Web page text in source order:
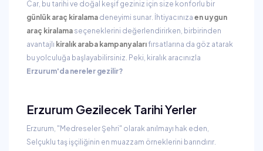
Car, bu tarihi ve doğal keşif geziniz için size konforlu bir
günlük araç kiralama deneyimi sunar. İhtiyacınıza en uygun
araç kiralama seçeneklerini değerlendirirken, birbirinden
avantajlı kiralık araba kampanyalarıfırsatlarına da göz atarak
bu yolculuğa başlayabilirsiniz. Peki, kiralık aracınızla
Erzurum'da nereler gezilir?
Erzurum Gezilecek Tarihi Yerler
Erzurum, "Medreseler Şehri" olarak anılmayı hak eden,
Selçuklu taş işçiliğinin en muazzam örneklerini barındırır.